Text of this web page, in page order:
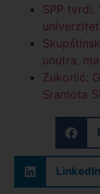
SPP tvrdi:
unutra,
Zukorlić:
Sramota
LinkedIn